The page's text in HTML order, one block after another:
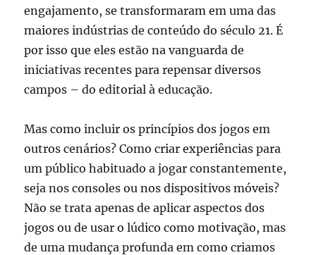
engajamento, se transformaram em uma das
maiores indústrias de conteúdo do século 21. É
por isso que eles estão na vanguarda de
iniciativas recentes para repensar diversos
campos – do editorial à educação.
Mas como incluir os princípios dos jogos em
outros cenários? Como criar experiências para
um público habituado a jogar constantemente,
seja nos consoles ou nos dispositivos móveis?
Não se trata apenas de aplicar aspectos dos
jogos ou de usar o lúdico como motivação, mas
de uma mudança profunda em como criamos